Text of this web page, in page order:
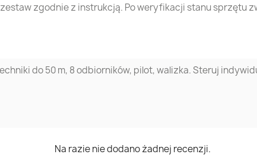
zgodnie z instrukcją. Po weryfikacji stanu sprzętu
do 50 m, 8 odbiorników, pilot, walizka. Steruj
Na razie nie dodano żadnej recenzji.